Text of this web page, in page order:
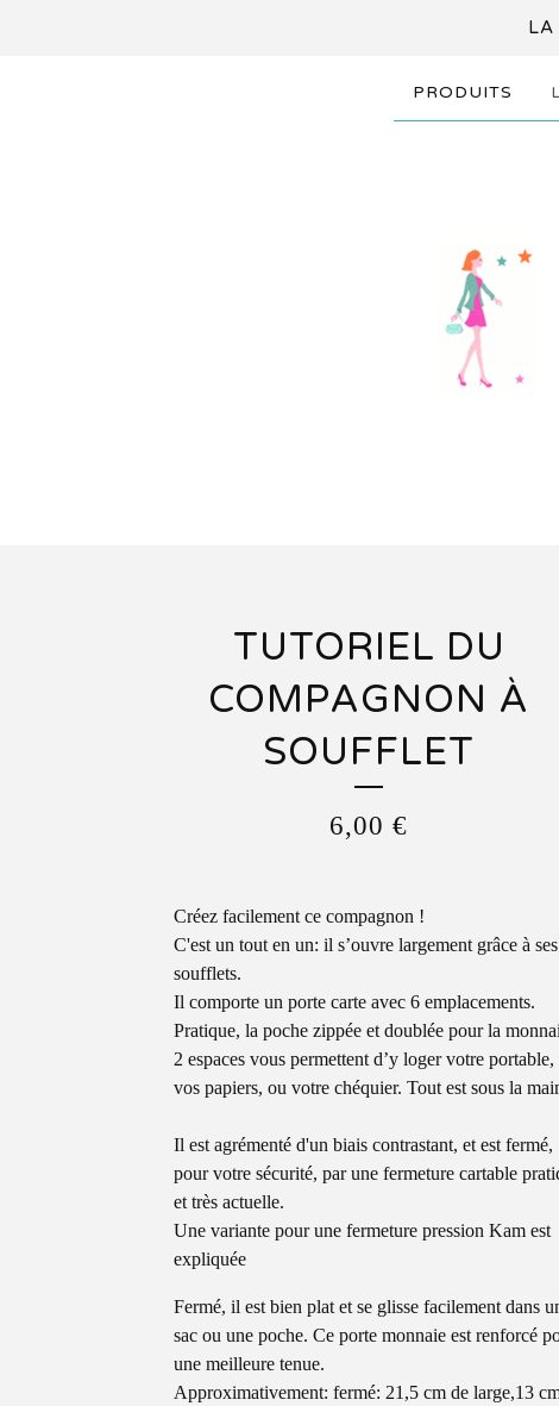
LA
PRODUITS
TUTORIEL DU
COMPAGNON À
SOUFFLET
6,00€
Créez facilement ce compagnon !
C'est un tout en un: il s’ouvre largement grâce à ses
soufflets.
Il comporte un porte carte avec 6 emplacements.
Pratique, la poche zippée et doublée pour la
2 espaces vous permettent d’y loger votre portable,
vos papiers, ou votre chéquier. Tout est sous la
Il est agrémenté d'un biais contrastant, et est fermé,
pour votre sécurité, par une fermeture cartable
et très actuelle.
Une variante pour une fermeture pression Kam est
expliquée
Fermé, il est bien plat et se glisse facilement dans
sac ou une poche. Ce porte monnaie est renforcé
une meilleure tenue.
Approximativement: fermé: 21,5 cm de large,13